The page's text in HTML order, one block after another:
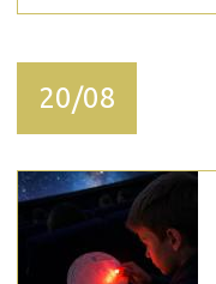
20/08